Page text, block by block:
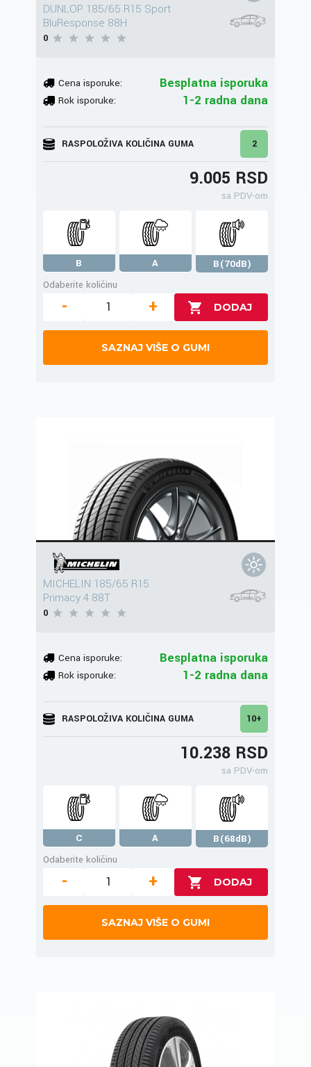
DUNLOP 185/65 R15 Sport
BluResponse 88H
0
Cena isporuke: Besplatna isporuka
Rok isporuke: 1-2 radna dana
RASPOLOŽIVA KOLIČINA GUMA 2
9.005 RSD
sa PDV-om
B A
B(70dB)
Odaberite količinu
- +
SAZNAJ VIŠE O GUMI
MICHELIN 185/65 R15
Primacy 4 88T
0
Cena isporuke: Besplatna isporuka
Rok isporuke: 1-2 radna dana
RASPOLOŽIVA KOLIČINA GUMA 10+
10.238 RSD
sa PDV-om
C A
B(68dB)
Odaberite količinu
- +
SAZNAJ VIŠE O GUMI